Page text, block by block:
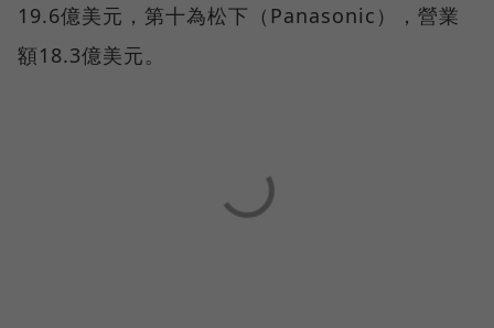
19.6億美元，第十為松下（Panasonic），營業
額18.3億美元。